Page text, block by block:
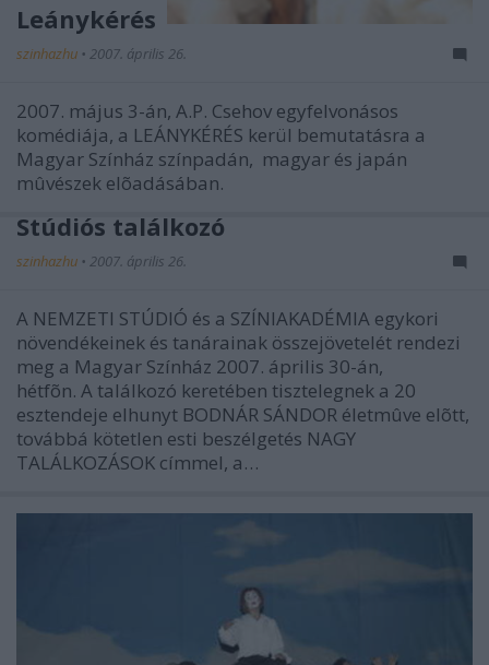
Leánykérés
szinhazhu • 2007. április 26.
2007. május 3-án, A.P. Csehov egyfelvonásos
komédiája, a LEÁNYKÉRÉS kerül bemutatásra a
Magyar Színház színpadán, magyar és japán
mûvészek elõadásában.
Stúdiós találkozó
szinhazhu • 2007. április 26.
A NEMZETI STÚDIÓ és a SZÍNIAKADÉMIA egykori
növendékeinek és tanárainak összejövetelét rendezi
meg a Magyar Színház 2007. április 30-án,
hétfõn. A találkozó keretében tisztelegnek a 20
esztendeje elhunyt BODNÁR SÁNDOR életmûve elõtt,
továbbá kötetlen esti beszélgetés NAGY
TALÁLKOZÁSOK címmel, a…